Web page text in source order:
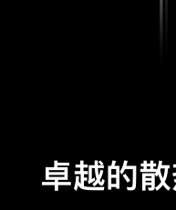
卓越的